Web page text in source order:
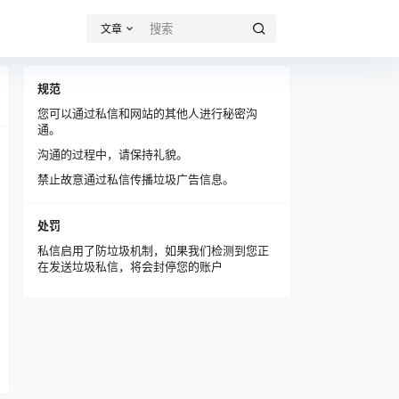
文章
规范
您可以通过私信和网站的其他人进行秘密沟
通。
沟通的过程中，请保持礼貌。
禁止故意通过私信传播垃圾广告信息。
处罚
私信启用了防垃圾机制，如果我们检测到您正
在发送垃圾私信，将会封停您的账户